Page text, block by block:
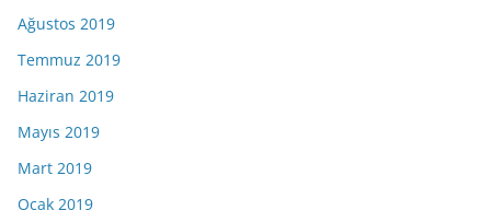
Ağustos 2019
Temmuz 2019
Haziran 2019
Mayıs 2019
Mart 2019
Ocak 2019